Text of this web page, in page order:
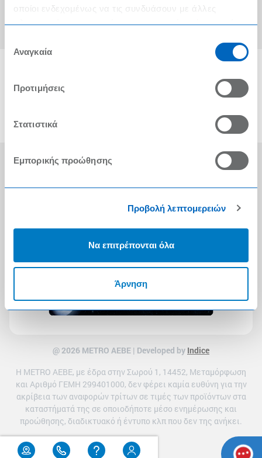
οποίοι ενδεχομένως να τις συνδυάσουν με άλλες
πληροφορίες που τους έχετε παραχωρήσει ή τις οποίες
των υπηρεσιών τους.
συγκατάθεσης
Αναγκαία
Προτιμήσεις
Στατιστικά
Εμπορικής προώθησης
Προβολή λεπτομερειών
Να επιτρέπονται όλα
Άρνηση
METRO ΑΕΒΕ
@ 2026 ΜETRO AEBE | Developed by Indice
Η METRO ΑΕΒΕ, με έδρα στην Σωρού 1, 14452, Μεταμόρφωση
και Αριθμό ΓΕΜΗ 299401000, δεν φέρει καμία ευθύνη για την
ακρίβεια των αναφορών τρίτων σε τιμές των προϊόντων στα
καταστήματά της σε οποιοδήποτε μέσο ενημέρωσης και
προώθησης, διαδικτυακό ή έντυπο κλπ που δεν της ανήκει.